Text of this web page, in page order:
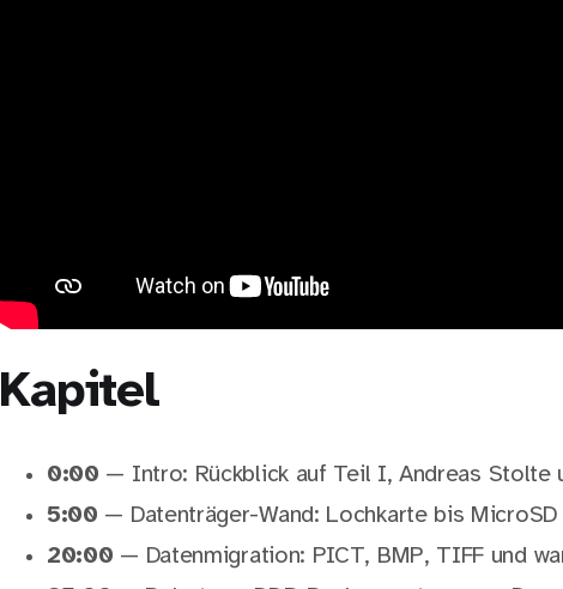
Kapitel
0:00 — Intro: Rückblick auf Teil I, Andreas Stolte
5:00 — Datenträger-Wand: Lochkarte bis
20:00 — Datenmigration: PICT, BMP, TIFF und